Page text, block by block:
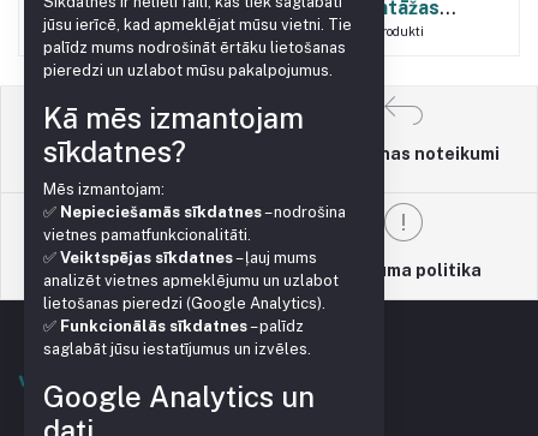
9Produkti
montāžas
palīgmateriāli
Produkti
Lietošanas noteikumi
Atgriešanas noteikumi
Atbalsta politika Privātuma politika
jūsu ierīcē, kad apmeklējat mūsu vietni. Tie
palīdz mums nodrošināt ērtāku lietošanas
pieredzi un uzlabot mūsu pakalpojumus.
Kā mēs izmantojam
sīkdatnes?
Mēs izmantojam:
✅ Nepieciešamās sīkdatnes– nodrošina
vietnes pamatfunkcionalitāti.
✅ Veiktspējas sīkdatnes– ļauj mums
analizēt vietnes apmeklējumu un uzlabot
lietošanas pieredzi (Google Analytics).
✅ Funkcionālās sīkdatnes– palīdz
saglabāt jūsu iestatījumus un izvēles.
Google Analytics un